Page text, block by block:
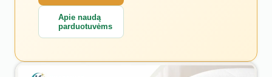
Apie naudą
parduotuvėms